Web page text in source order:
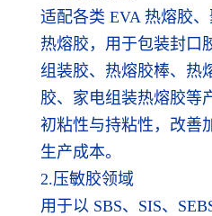
适配各类 EVA 热熔胶
热熔胶，用于包装封口
组装胶、热熔胶棒、热
胶、家电组装热熔胶等
初粘性与持粘性，改善
生产成本。
2.压敏胶领域
用于以 SBS、SIS、